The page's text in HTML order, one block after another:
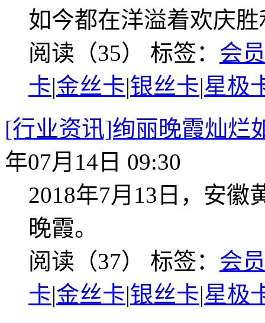
如今都在洋溢着欢庆
阅读（35） 标签： 会
卡|金丝卡|银丝卡|星极
[行业资讯]绚丽晚霞灿烂
年07月14日 09:30
2018年7月13日，安徽
晚霞。
阅读（37） 标签： 会
卡|金丝卡|银丝卡|星极